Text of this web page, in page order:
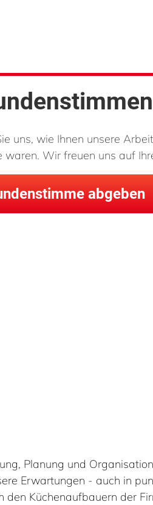
uns, wie Ihnen unsere
waren. Wir freuen uns auf
abgeben
Planung und
Erwartungen - auch in
Küchenaufbauern der